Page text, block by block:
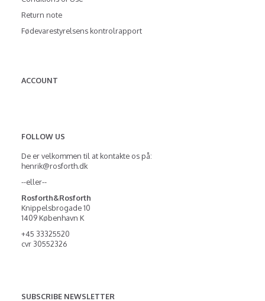
Return note
Fødevarestyrelsens kontrolrapport
ACCOUNT
FOLLOW US
De er velkommen til at kontakte os på:
henrik@rosforth.dk
--eller--
Rosforth&Rosforth
Knippelsbrogade 10
1409 København K
+45 33325520
cvr 30552326
SUBSCRIBE NEWSLETTER